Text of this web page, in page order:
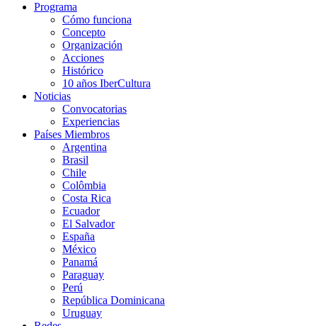
Programa
Cómo funciona
Concepto
Organización
Acciones
Histórico
10 años IberCultura
Noticias
Convocatorias
Experiencias
Países Miembros
Argentina
Brasil
Chile
Colômbia
Costa Rica
Ecuador
El Salvador
España
México
Panamá
Paraguay
Perú
República Dominicana
Uruguay